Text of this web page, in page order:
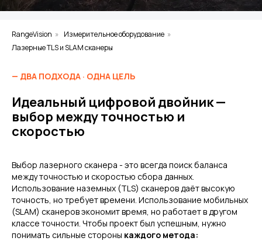
RangeVision » Измерительное оборудование »
Лазерные TLS и SLAM сканеры
— ДВА ПОДХОДА · ОДНА ЦЕЛЬ
Идеальный цифровой двойник —
выбор между точностью и
скоростью
Выбор лазерного сканера - это всегда поиск баланса
между точностью и скоростью сбора данных.
Использование наземных (TLS) сканеров даёт высокую
точность, но требует времени. Использование мобильных
(SLAM) сканеров экономит время, но работает в другом
классе точности. Чтобы проект был успешным, нужно
понимать сильные стороны каждого метода: